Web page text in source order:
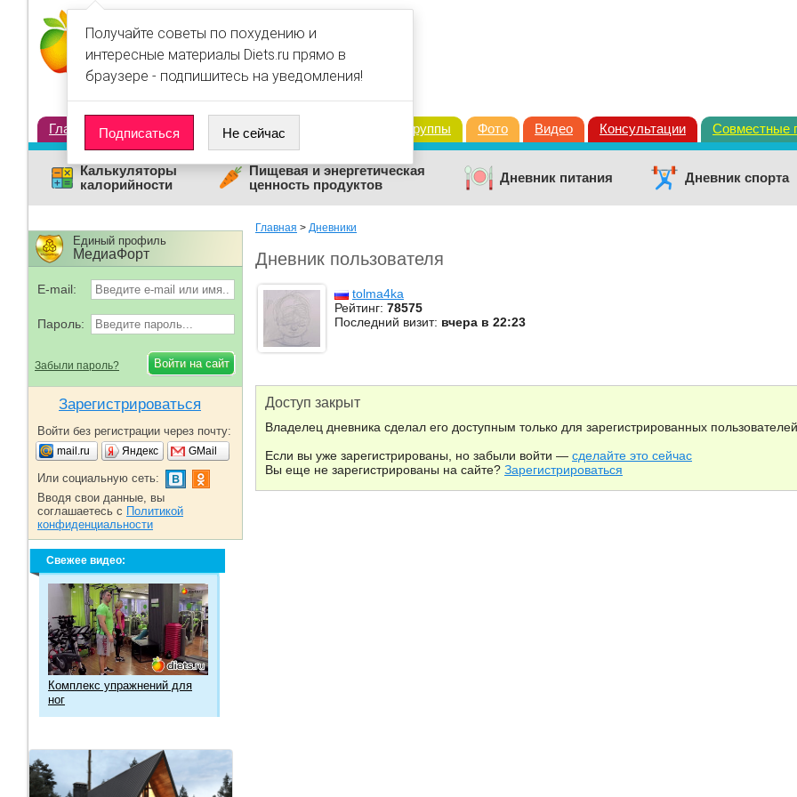
Главная Диеты Статьи Дневники Группы Фото Видео Консультации Совместные
Калькуляторы
калорийности
Пищевая и энергетическая
ценность продуктов
Дневник питания Дневник спорта
Главная > Дневники
Дневник пользователя
tolma4ka
Рейтинг: 78575
Последний визит: вчера в 22:23
Доступ закрыт
Владелец дневника сделал его доступным только для зарегистрированных пользователей
Если вы уже зарегистрированы, но забыли войти — сделайте это сейчас
Вы еще не зарегистрированы на сайте? Зарегистрироваться
Единый профиль
МедиаФорт
E-mail:
Пароль:
Забыли пароль?
Зарегистрироваться
Войти без регистрации через почту:
mail.ru Яндекс GMail
Или социальную сеть:
Вводя свои данные, вы
соглашаетесь с Политикой
конфиденциальности
Свежее видео:
Комплекс упражнений для
ног
Получайте советы по похудению и
интересные материалы Diets.ru прямо в
браузере - подпишитесь на уведомления!
Подписаться Не сейчас